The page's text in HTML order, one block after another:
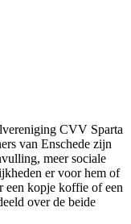
CVV Sparta
van Enschede zijn
meer sociale
er voor hem of
een kopje koffie of een
over de beide